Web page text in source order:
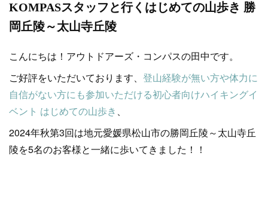
KOMPASスタッフと行くはじめての山歩き 勝
岡丘陵～太山寺丘陵
こんにちは！アウトドアーズ・コンパスの田中です。
ご好評をいただいております、 登山経験が無い方や体力に
自信がない方にも参加いただける初心者向けハイキングイ
ベント はじめての山歩き 、
2024年秋第3回は地元愛媛県松山市の勝岡丘陵～太山寺丘
陵を5名のお客様と一緒に歩いてきました！！